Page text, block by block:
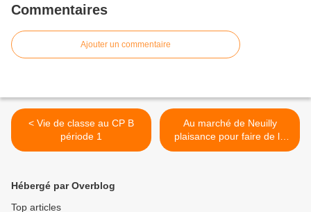
Commentaires
Ajouter un commentaire
< Vie de classe au CP B
période 1
Au marché de Neuilly
plaisance pour faire de la
soupe, CPB et UPE2A >
Hébergé par Overblog
Top articles